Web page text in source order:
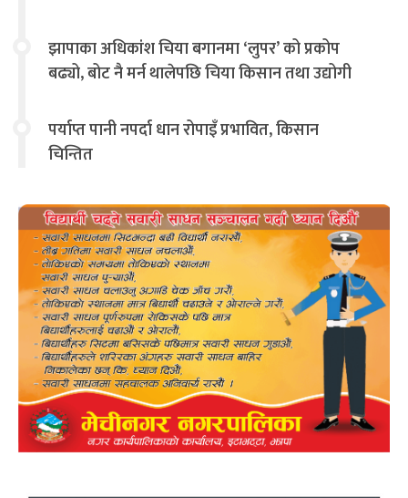
झापाका अधिकांश चिया बगानमा ‘लुपर’ को प्रकोप
बढ्यो, बोट नै मर्न थालेपछि चिया किसान तथा उद्योगी
पर्याप्त पानी नपर्दा धान रोपाइँ प्रभावित, किसान
चिन्तित